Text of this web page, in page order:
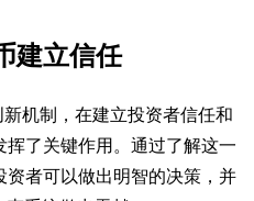
建立信任
机制，在建立投资者信任和
了关键作用。通过了解这一
者可以做出明智的决策，并